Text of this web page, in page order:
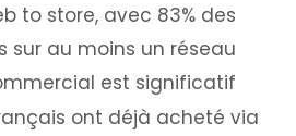
to store, avec 83% des
sur au moins un réseau
est significatif
ont déjà acheté via